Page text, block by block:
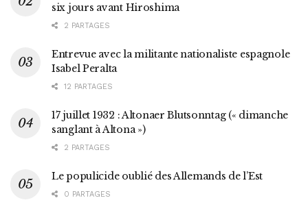
six jours avant Hiroshima
2 PARTAGES
Entrevue avec la militante nationaliste espagnole
Isabel Peralta
12 PARTAGES
17 juillet 1932 : Altonaer Blutsonntag (« dimanche
sanglant à Altona »)
2 PARTAGES
Le populicide oublié des Allemands de l’Est
0 PARTAGES